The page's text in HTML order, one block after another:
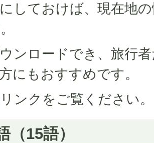
にしておけば、現在地
ンロードでき、旅行
にもおすすめです。
ンクをご覧ください。
（15語）